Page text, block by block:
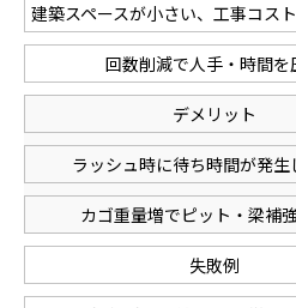
建築スペースが小さい、工事コス
回数削減で人手・時間を
デメリット
ラッシュ時に待ち時間が発生
カゴ重量増でピット・梁補
失敗例